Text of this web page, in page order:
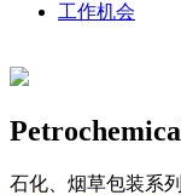
工作机会
石化、烟草包装系列